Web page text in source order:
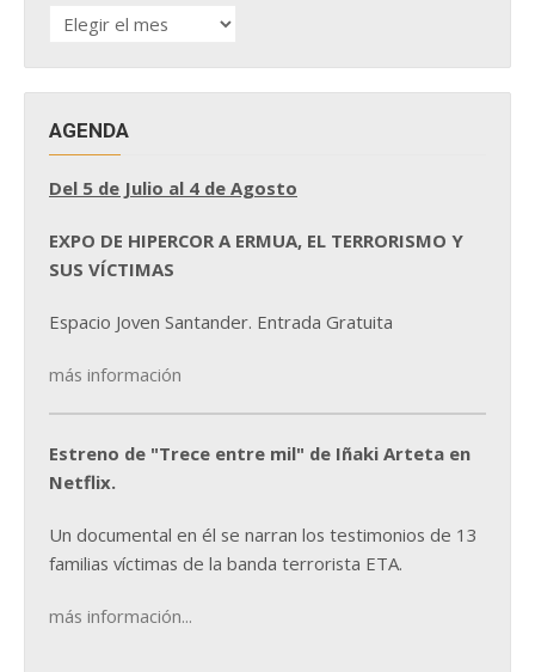
HISTÓRICO
DE
AGENDA
Del 5 de Julio al 4 de Agosto
EXPO DE HIPERCOR A ERMUA, EL TERRORISMO Y
SUS VÍCTIMAS
Espacio Joven Santander. Entrada Gratuita
más información
Estreno de "Trece entre mil" de Iñaki Arteta en
Netflix.
Un documental en él se narran los testimonios de 13
familias víctimas de la banda terrorista ETA.
más información...